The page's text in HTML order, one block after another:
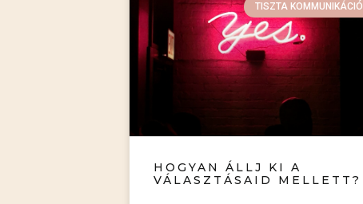
TISZTA KOMMUNIKÁCIÓ
HOGYAN ÁLLJ KI A
VÁLASZTÁSAID MELLETT?